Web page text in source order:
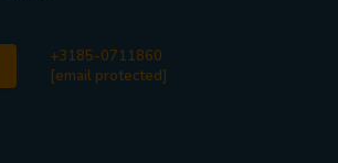
+3185-0711860
[email protected]